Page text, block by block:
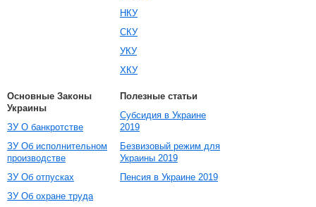
НКУ
СКУ
УКУ
ХКУ
Основные Законы
Украины
ЗУ О банкротстве
ЗУ Об исполнительном
производстве
ЗУ Об отпусках
ЗУ Об охране труда
Полезные статьи
Субсидия в Украине
2019
Безвизовый режим для
Украины 2019
Пенсия в Украине 2019